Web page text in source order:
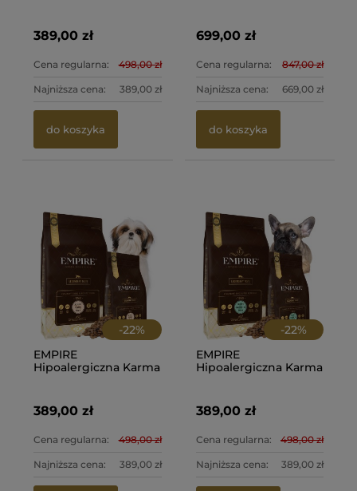
+ 2kg PROMO
389,00 zł
Cena regularna: 498,00 zł
Najniższa cena: 389,00 zł
do koszyka
24kg + 2kg PROMO
PAKIET!
699,00 zł
Cena regularna: 847,00 zł
Najniższa cena: 669,00 zł
do koszyka
-22%
EMPIRE
Hipoalergiczna Karma
PROMO
389,00 zł
Cena regularna: 498,00 zł
Najniższa cena: 389,00 zł
-22%
EMPIRE
Hipoalergiczna Karma
Francuskiego 12kg +
2kg PROMO
389,00 zł
Cena regularna: 498,00 zł
Najniższa cena: 389,00 zł